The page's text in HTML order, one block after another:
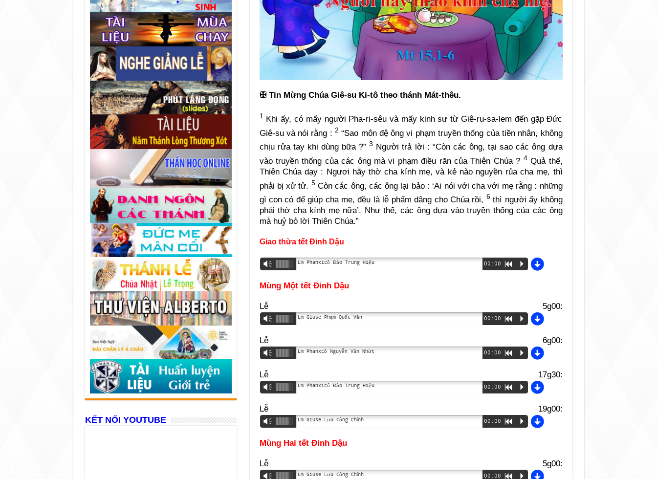
✠ Tin Mừng Chúa Giê-su Ki-tô theo thánh Mát-thêu.
1Khi ấy, có mấy người Pha-ri-sêu và mấy kinh sư từ Giê-ru-sa-lem đến gặp Đức
Giê-su và nói rằng : 2 “Sao môn đệ ông vi phạm truyền thống của tiền nhân, không
chịu rửa tay khi dùng bữa ?”3 Người trả lời : “Còn các ông, tại sao các ông dựa
vào truyền thống của các ông mà vi phạm điều răn của Thiên Chúa ? 4Quả thế,
Thiên Chúa dạy : Ngươi hãy thờ cha kính mẹ, và kẻ nào nguyền rủa cha mẹ, thì
phải bị xử tử. 5Còn các ông, các ông lại bảo : ‘Ai nói với cha với mẹ rằng : những
gì con có để giúp cha mẹ, đều là lễ phẩm dâng cho Chúa rồi, 6thì người ấy không
phải thờ cha kính mẹ nữa’. Như thế, các ông dựa vào truyền thống của các ông
mà huỷ bỏ lời Thiên Chúa.”
Giao thừa tết Đinh Dậu
Vm Lm Phanxicô Đào Trung Hiệu 00:00 R P d
Mùng Một tết Đinh Dậu
Lễ 5g00:
Vm Lm Giuse Phạm Quốc Văn 00:00 R P d
Lễ 6g00:
Vm Lm Phanxcô Nguyễn Văn Nhứt 00:00 R P d
Lễ 17g30:
Vm Lm Phanxicô Đào Trung Hiệu 00:00 R P d
Lễ 19g00:
Vm Lm Giuse Lưu Công Chỉnh 00:00 R P d
Mùng Hai tết Đinh Dậu
Lễ 5g00:
Vm Lm Giuse Lưu Công Chỉnh 00:00 R P
KẾT NỐI YOUTUBE